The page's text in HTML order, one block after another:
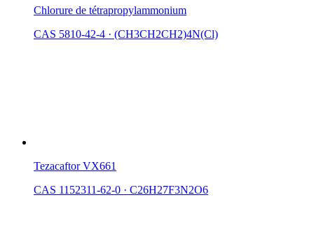
Chlorure de tétrapropylammonium
CAS 5810-42-4 · (CH3CH2CH2)4N(Cl)
Tezacaftor VX661
CAS 1152311-62-0 · C26H27F3N2O6